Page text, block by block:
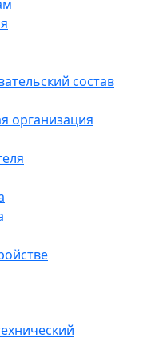
состав
организация